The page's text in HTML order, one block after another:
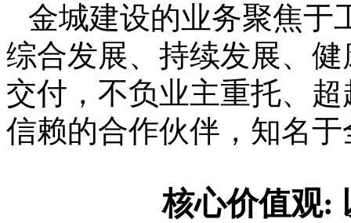
金城建设的业务聚焦于
综合发展、持续发展、
交付，不负业主重托、
信赖的合作伙伴，知名
核心价值观: